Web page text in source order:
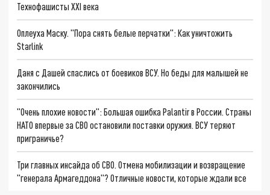
Технофашисты XXI века
Оплеуха Маску. "Пора снять белые перчатки": Как уничтожить
Starlink
Даня с Дашей спаслись от боевиков ВСУ. Но беды для малышей не
закончились
"Очень плохие новости": Большая ошибка Palantir в России. Страны
НАТО впервые за СВО остановили поставки оружия. ВСУ теряют
приграничье?
Три главных инсайда об СВО. Отмена мобилизации и возвращение
"генерала Армагеддона"? Отличные новости, которые ждали все